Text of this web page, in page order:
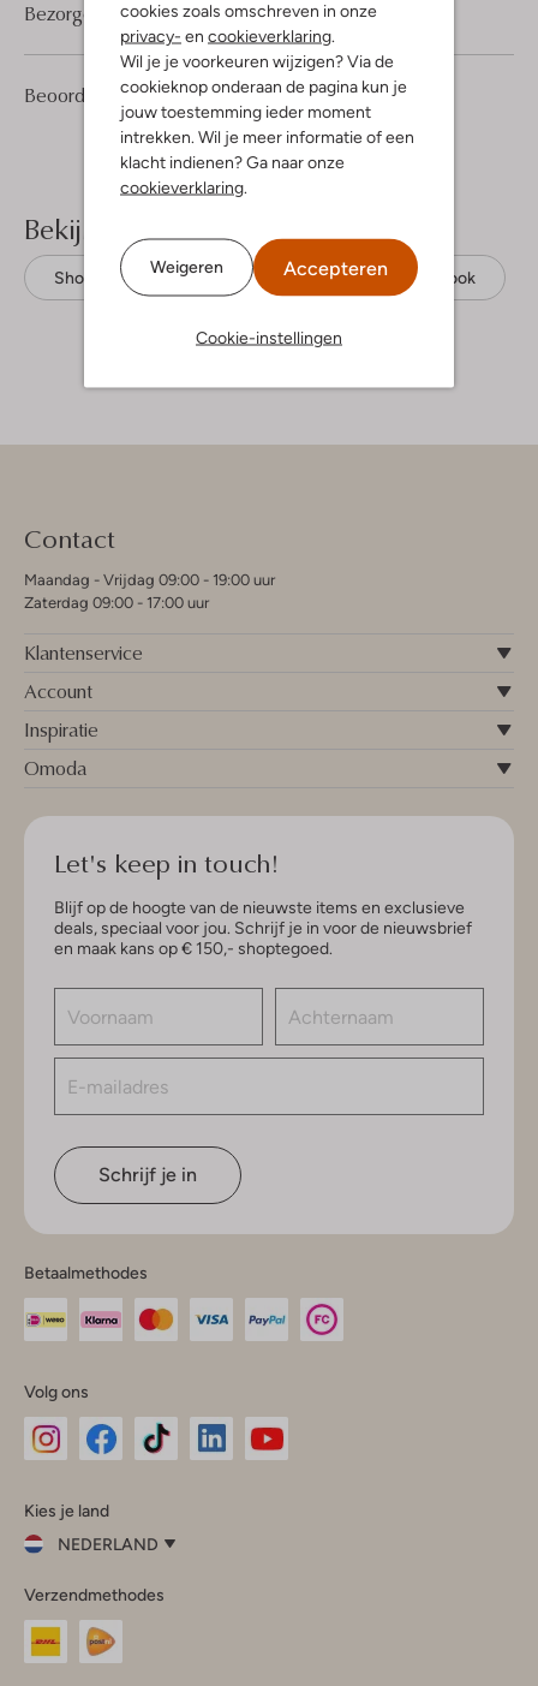
cookies zoals omschreven in onze
privacy- en cookieverklaring
Wil je je voorkeuren wijzigen? Via de
cookieknop onderaan de pagina kun je
jouw toestemming ieder moment
intrekken. Wil je meer informatie of een
klacht indienen? Ga naar onze
cookieverklaring
Weigeren Accepteren
Cookie-instellingen
Beoordelingen (1) 5
1
5
Sterren
Bezorgen & retourneren
Bekijk meer
Shoppers Tommy Hilfiger Leatherlook
Contact
Maandag - Vrijdag 09:00 - 19:00 uur
Zaterdag 09:00 - 17:00 uur
Klantenservice
Account
Inspiratie
Omoda
Let's keep in touch!
Blijf op de hoogte van de nieuwste items en exclusieve
deals, speciaal voor jou. Schrijf je in voor de nieuwsbrief
en maak kans op € 150,- shoptegoed.
Schrijf je in
Betaalmethodes
Volg ons
InstagramFacebook
Kies je land
NEDERLAND
je
land
Nederland
Verzendmethodes